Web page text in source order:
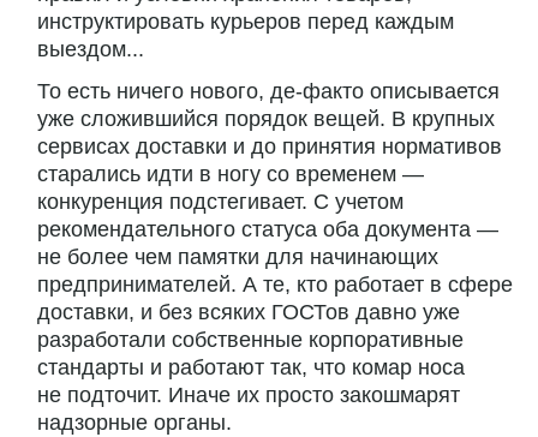
инструктировать курьеров перед каждым
выездом...
То есть ничего нового, де-факто описывается
уже сложившийся порядок вещей. В крупных
сервисах доставки и до принятия нормативов
старались идти в ногу со временем —
конкуренция подстегивает. С учетом
рекомендательного статуса оба документа —
не более чем памятки для начинающих
предпринимателей. А те, кто работает в сфере
доставки, и без всяких ГОСТов давно уже
разработали собственные корпоративные
стандарты и работают так, что комар носа
не подточит. Иначе их просто закошмарят
надзорные органы.